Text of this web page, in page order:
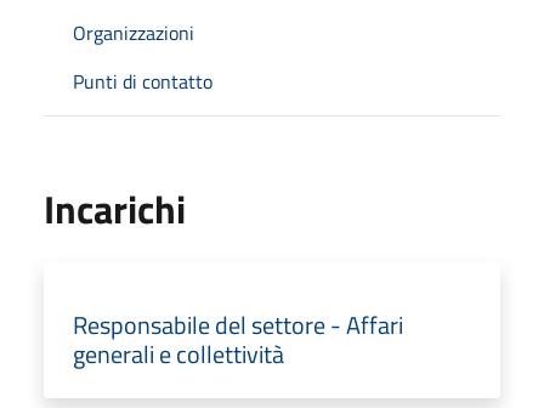
Organizzazioni
Punti di contatto
Incarichi
Responsabile del settore - Affari
generali e collettività